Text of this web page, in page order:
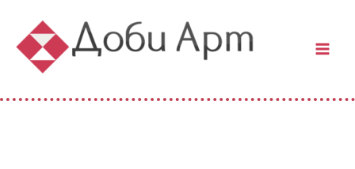
content